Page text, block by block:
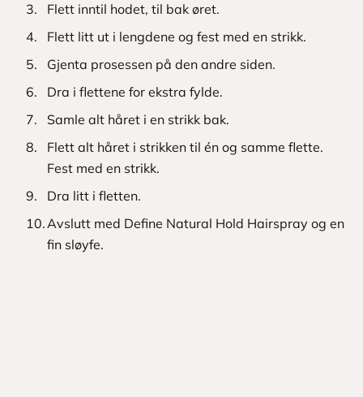
Flett inntil hodet, til bak øret.
Flett litt ut i lengdene og fest med en strikk.
Gjenta prosessen på den andre siden.
Dra i flettene for ekstra fylde.
Samle alt håret i en strikk bak.
Flett alt håret i strikken til én og samme flette.
Fest med en strikk.
Dra litt i fletten.
Avslutt med Define Natural Hold Hairspray og en
fin sløyfe.